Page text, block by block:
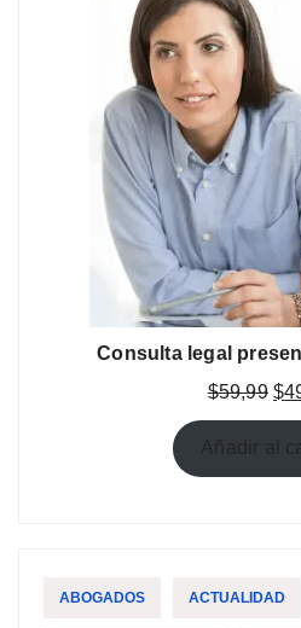
Consulta legal
$59,99 El
$
Añadir al
ABOGADOS ACTUALIDAD